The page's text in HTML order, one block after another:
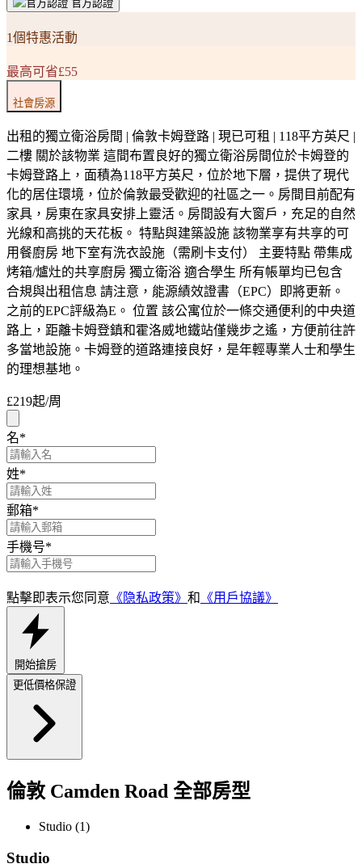
官方認證
1個特惠活動
最高可省£55
社會房源
出租的獨立衛浴房間 | 倫敦卡姆登路 | 現已可租 | 118平方英尺 |
二樓 關於該物業 這間布置良好的獨立衛浴房間位於卡姆登的
卡姆登路上，面積為118平方英尺，位於地下層，提供了現代
化的居住環境，位於倫敦最受歡迎的社區之一。房間目前配有
家具，房東在家具安排上靈活。房間設有大窗戶，充足的自然
光線和高挑的天花板。 特點與建築設施 該物業享有共享的可
用餐廚房 地下室有洗衣設施（需刷卡支付） 主要特點 帶集成
烤箱/爐灶的共享廚房 獨立衛浴 適合學生 所有帳單均已包含
合規與出租信息 請注意，能源績效證書（EPC）即將更新。
之前的EPC評級為E。 位置 該公寓位於一條交通便利的中央道
路上，距離卡姆登鎮和霍洛威地鐵站僅幾步之遙，方便前往許
多當地設施。卡姆登的道路連接良好，是年輕專業人士和學生
的理想基地。
£219起/周
名*
姓*
郵箱*
手機号*
點擊即表示您同意 《隐私政策》 和 《用戶協議》
開始搶房
更低價格保證
倫敦 Camden Road 全部房型
Studio (1)
Studio